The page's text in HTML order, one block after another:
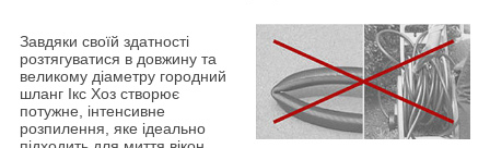
Завдяки своїй здатності
розтягуватися в довжину та
великому діаметру городний
шланг Ікс Хоз створює
потужне, інтенсивне
розпилення, яке ідеально